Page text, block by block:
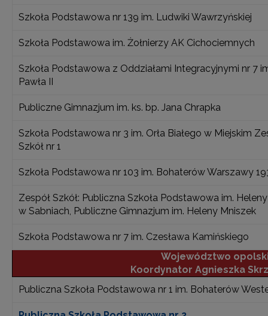
Szkoła Podstawowa nr 139 im. Ludwiki Wawrzyńskiej
Szkoła Podstawowa im. Żołnierzy AK Cichociemnych
Szkoła Podstawowa z Oddziałami Integracyjnymi nr 7
Pawła II
Publiczne Gimnazjum im. ks. bp. Jana Chrapka
Szkoła Podstawowa nr 3 im. Orła Białego w Miejskim
Szkół nr 1
Szkoła Podstawowa nr 103 im. Bohaterów Warszawy
Zespół Szkół: Publiczna Szkoła Podstawowa im.
w Sabniach, Publiczne Gimnazjum im. Heleny Mniszek
Szkoła Podstawowa nr 7 im. Czesława Kamińskiego
Województwo
Koordynator Agnieszka
Publiczna Szkoła Podstawowa nr 1 im. Bohaterów